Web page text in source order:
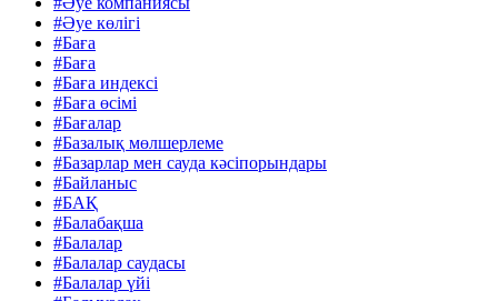
#Әуе көлігі
#Баға
#Баға
#Баға индексі
#Баға өсімі
#Бағалар
#Базалық мөлшерлеме
#Базарлар мен сауда кәсіпорындары
#Байланыс
#БАҚ
#Балабақша
#Балалар
#Балалар саудасы
#Балалар үйі